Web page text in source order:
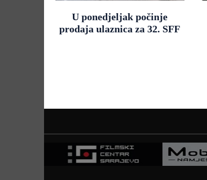
U ponedjeljak počinje
prodaja ulaznica za 32. SFF